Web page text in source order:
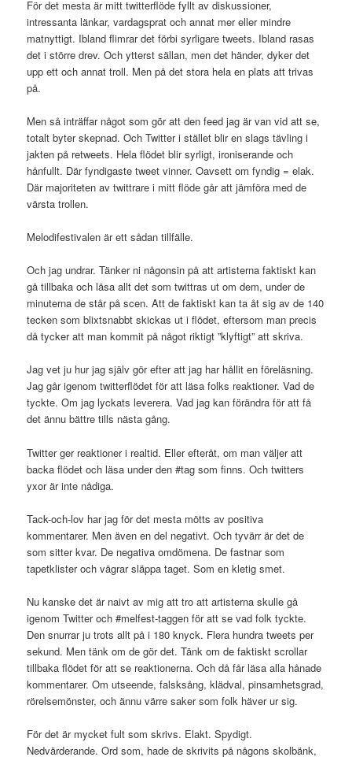
För det mesta är mitt twitterflöde fyllt av diskussioner,
intressanta länkar, vardagsprat och annat mer eller mindre
matnyttigt. Ibland flimrar det förbi syrligare tweets. Ibland rasas
det i större drev. Och ytterst sällan, men det händer, dyker det
upp ett och annat troll. Men på det stora hela en plats att trivas
på.
Men så inträffar något som gör att den feed jag är van vid att se,
totalt byter skepnad. Och Twitter i stället blir en slags tävling i
jakten på retweets. Hela flödet blir syrligt, ironiserande och
hånfullt. Där fyndigaste tweet vinner. Oavsett om fyndig = elak.
Där majoriteten av twittrare i mitt flöde går att jämföra med de
värsta trollen.
Melodifestivalen är ett sådan tillfälle.
Och jag undrar. Tänker ni någonsin på att artisterna faktiskt kan
gå tillbaka och läsa allt det som twittras ut om dem, under de
minuterna de står på scen. Att de faktiskt kan ta åt sig av de 140
tecken som blixtsnabbt skickas ut i flödet, eftersom man precis
då tycker att man kommit på något riktigt ”klyftigt” att skriva.
Jag vet ju hur jag själv gör efter att jag har hållit en föreläsning.
Jag går igenom twitterflödet för att läsa folks reaktioner. Vad de
tyckte. Om jag lyckats leverera. Vad jag kan förändra för att få
det ännu bättre tills nästa gång.
Twitter ger reaktioner i realtid. Eller efteråt, om man väljer att
backa flödet och läsa under den #tag som finns. Och twitters
yxor är inte nådiga.
Tack-och-lov har jag för det mesta mötts av positiva
kommentarer. Men även en del negativt. Och tyvärr är det de
som sitter kvar. De negativa omdömena. De fastnar som
tapetklister och vägrar släppa taget. Som en kletig smet.
Nu kanske det är naivt av mig att tro att artisterna skulle gå
igenom Twitter och #melfest-taggen för att se vad folk tyckte.
Den snurrar ju trots allt på i 180 knyck. Flera hundra tweets per
sekund. Men tänk om de gör det. Tänk om de faktiskt scrollar
tillbaka flödet för att se reaktionerna. Och då får läsa alla hånade
kommentarer. Om utseende, falsksång, klädval, pinsamhetsgrad,
rörelsemönster, och ännu värre saker som folk häver ur sig.
För det är mycket fult som skrivs. Elakt. Spydigt.
Nedvärderande. Ord som, hade de skrivits på någons skolbänk,